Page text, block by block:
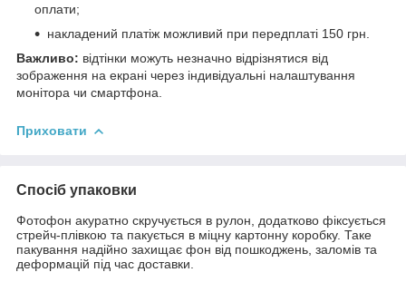
оплати;
накладений платіж можливий при передплаті 150 грн.
Важливо: відтінки можуть незначно відрізнятися від
зображення на екрані через індивідуальні налаштування
монітора чи смартфона.
Приховати
Спосіб упаковки
Фотофон акуратно скручується в рулон, додатково фіксується
стрейч-плівкою та пакується в міцну картонну коробку. Таке
пакування надійно захищає фон від пошкоджень, заломів та
деформацій під час доставки.